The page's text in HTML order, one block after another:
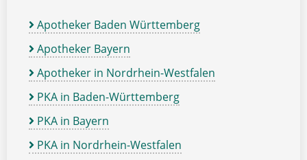
Apotheker Baden Württemberg
Apotheker Bayern
Apotheker in Nordrhein-Westfalen
PKA in Baden-Württemberg
PKA in Bayern
PKA in Nordrhein-Westfalen